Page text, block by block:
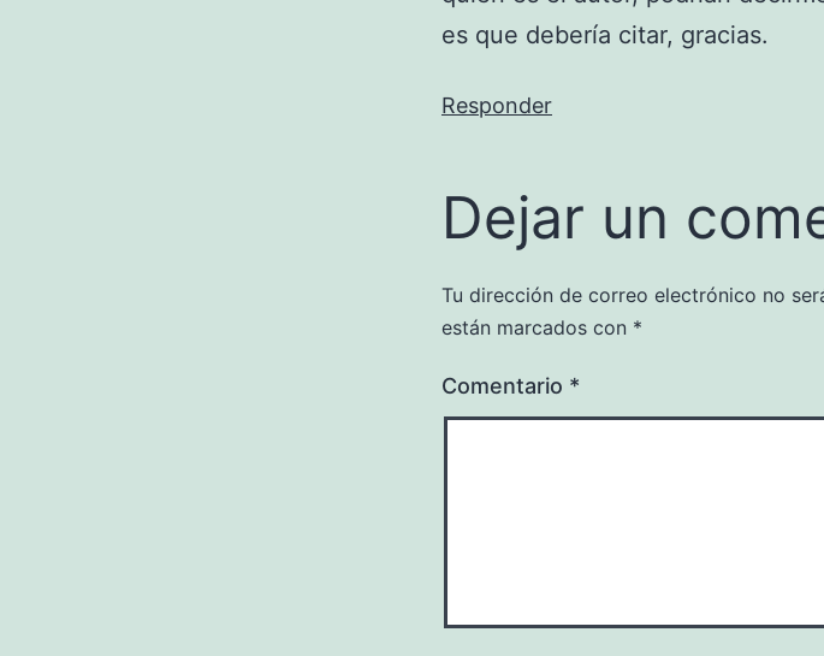
es que debería citar, gracias.
Responder
Dejar un
Tu dirección de correo electrónico no
están marcados con *
Comentario *